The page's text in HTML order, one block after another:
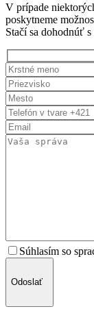
V prípade
poskytneme
Stačí sa dohodnúť
Súhlasím so
Odoslať